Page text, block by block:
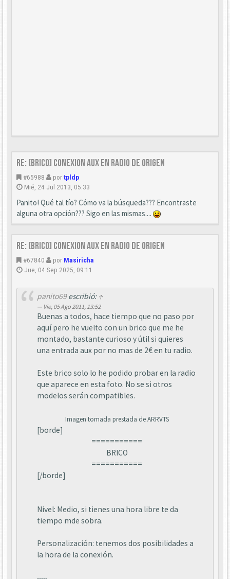
Re: [Brico] Conexion AUX en radio de origen
#65988 portpldp
Mié, 24 Jul 2013, 05:33
Panito! Qué tal tío? Cómo va la búsqueda??? Encontraste
alguna otra opción??? Sigo en las mismas....
Re: [Brico] Conexion AUX en radio de origen
#67840 por Masiricha
Jue, 04 Sep 2025, 09:11
panito69escribió: ↑
Vie, 05 Ago 2011, 13:52
Buenas a todos, hace tiempo que no paso por
aquí pero he vuelto con un brico que me he
montado, bastante curioso y útil si quieres
una entrada aux por no mas de 2€ en tu radio.
Este brico solo lo he podido probar en la radio
que aparece en esta foto. No se si otros
modelos serán compatibles.
Imagen tomada prestada de ARRVTS
[borde]
===========
BRICO
===========
[/borde]
Nivel: Medio, si tienes una hora libre te da
tiempo mde sobra.
Personalización: tenemos dos posibilidades a
la hora de la conexión.